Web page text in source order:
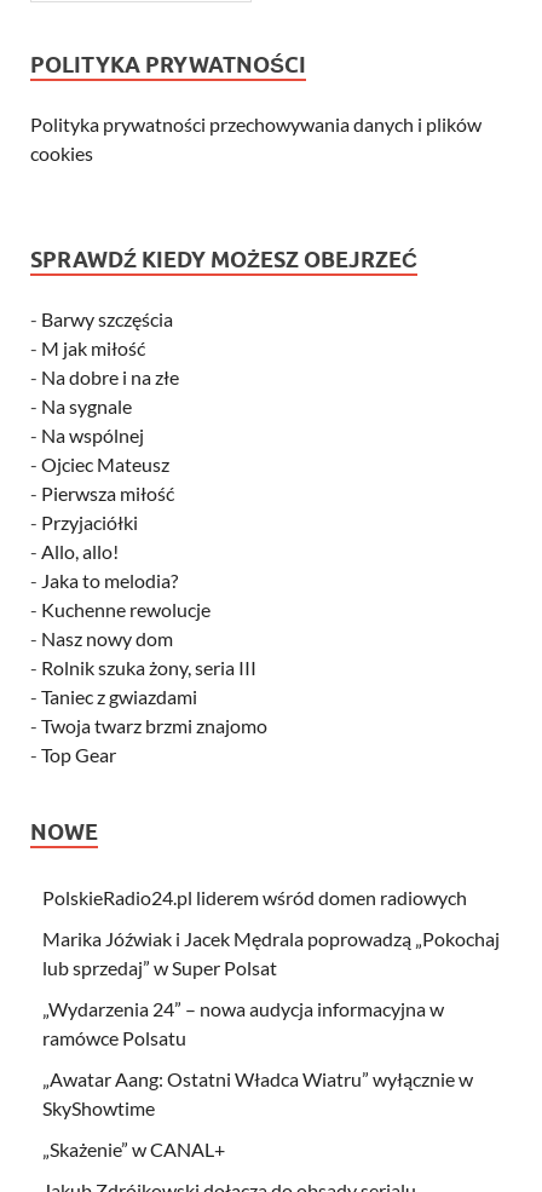
POLITYKA PRYWATNOŚCI
Polityka prywatności przechowywania danych i plików
cookies
SPRAWDŹ KIEDY MOŻESZ OBEJRZEĆ
- Barwy szczęścia
- M jak miłość
- Na dobre i na złe
- Na sygnale
- Na wspólnej
- Ojciec Mateusz
- Pierwsza miłość
- Przyjaciółki
- Allo, allo!
- Jaka to melodia?
- Kuchenne rewolucje
- Nasz nowy dom
- Rolnik szuka żony, seria III
- Taniec z gwiazdami
- Twoja twarz brzmi znajomo
- Top Gear
NOWE
PolskieRadio24.pl liderem wśród domen radiowych
Marika Jóźwiak i Jacek Mędrala poprowadzą „Pokochaj
lub sprzedaj” w Super Polsat
„Wydarzenia 24” – nowa audycja informacyjna w
ramówce Polsatu
„Awatar Aang: Ostatni Władca Wiatru” wyłącznie w
SkyShowtime
„Skażenie” w CANAL+